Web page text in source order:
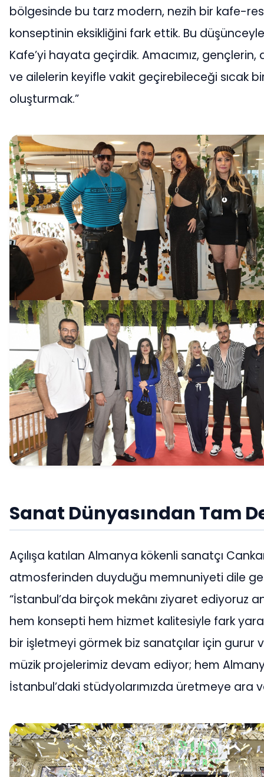
bölgesinde bu tarz modern, nezih bir kafe-
konseptinin eksikliğini fark ettik. Bu
Kafe’yi hayata geçirdik. Amacımız, gençlerin,
ve ailelerin keyifle vakit geçirebileceği sıcak
oluşturmak.”
Sanat Dünyasından Tam
Açılışa katılan Almanya kökenli sanatçı
atmosferinden duyduğu memnuniyeti dile
“İstanbul’da birçok mekânı ziyaret ediyoruz
hem konsepti hem hizmet kalitesiyle fark
bir işletmeyi görmek biz sanatçılar için gurur
müzik projelerimiz devam ediyor; hem
İstanbul’daki stüdyolarımızda üretmeye ara